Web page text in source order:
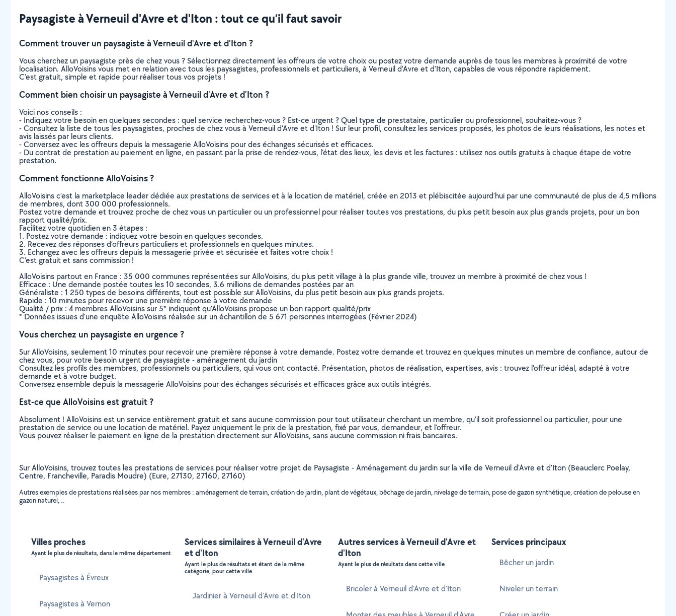
Paysagiste à Verneuil d'Avre et d'Iton : tout ce qu’il faut savoir
Comment trouver un paysagiste à Verneuil d'Avre et d'Iton ?
Vous cherchez un paysagiste près de chez vous ? Sélectionnez directement les offreurs de votre choix ou postez votre demande auprès de tous les membres à proximité de votre
localisation. AlloVoisins vous met en relation avec tous les paysagistes, professionnels et particuliers, à Verneuil d'Avre et d'Iton, capables de vous répondre rapidement.
C’est gratuit, simple et rapide pour réaliser tous vos projets !
Comment bien choisir un paysagiste à Verneuil d'Avre et d'Iton ?
Voici nos conseils :
- Indiquez votre besoin en quelques secondes : quel service recherchez-vous ? Est-ce urgent ? Quel type de prestataire, particulier ou professionnel, souhaitez-vous ?
- Consultez la liste de tous les paysagistes, proches de chez vous à Verneuil d'Avre et d'Iton ! Sur leur profil, consultez les services proposés, les photos de leurs réalisations, les notes et
avis laissés par leurs clients.
- Conversez avec les offreurs depuis la messagerie AlloVoisins pour des échanges sécurisés et efficaces.
- Du contrat de prestation au paiement en ligne, en passant par la prise de rendez-vous, l’état des lieux, les devis et les factures : utilisez nos outils gratuits à chaque étape de votre
prestation.
Comment fonctionne AlloVoisins ?
AlloVoisins c’est la marketplace leader dédiée aux prestations de services et à la location de matériel, créée en 2013 et plébiscitée aujourd’hui par une communauté de plus de 4,5 millions
de membres, dont 300 000 professionnels.
Postez votre demande et trouvez proche de chez vous un particulier ou un professionnel pour réaliser toutes vos prestations, du plus petit besoin aux plus grands projets, pour un bon
rapport qualité/prix.
Facilitez votre quotidien en 3 étapes :
1. Postez votre demande : indiquez votre besoin en quelques secondes.
2. Recevez des réponses d’offreurs particuliers et professionnels en quelques minutes.
3. Echangez avec les offreurs depuis la messagerie privée et sécurisée et faites votre choix !
C’est gratuit et sans commission !
AlloVoisins partout en France : 35 000 communes représentées sur AlloVoisins, du plus petit village à la plus grande ville, trouvez un membre à proximité de chez vous !
Efficace : Une demande postée toutes les 10 secondes, 3.6 millions de demandes postées par an
Généraliste : 1 250 types de besoins différents, tout est possible sur AlloVoisins, du plus petit besoin aux plus grands projets.
Rapide : 10 minutes pour recevoir une première réponse à votre demande
Qualité / prix : 4 membres AlloVoisins sur 5* indiquent qu’AlloVoisins propose un bon rapport qualité/prix
* Données issues d’une enquête AlloVoisins réalisée sur un échantillon de 5 671 personnes interrogées (Février 2024)
Vous cherchez un paysagiste en urgence ?
Sur AlloVoisins, seulement 10 minutes pour recevoir une première réponse à votre demande. Postez votre demande et trouvez en quelques minutes un membre de confiance, autour de
chez vous, pour votre besoin urgent de paysagiste - aménagement du jardin
Consultez les profils des membres, professionnels ou particuliers, qui vous ont contacté. Présentation, photos de réalisation, expertises, avis : trouvez l'offreur idéal, adapté à votre
demande et à votre budget.
Conversez ensemble depuis la messagerie AlloVoisins pour des échanges sécurisés et efficaces grâce aux outils intégrés.
Est-ce que AlloVoisins est gratuit ?
Absolument ! AlloVoisins est un service entièrement gratuit et sans aucune commission pour tout utilisateur cherchant un membre, qu’il soit professionnel ou particulier, pour une
prestation de service ou une location de matériel. Payez uniquement le prix de la prestation, fixé par vous, demandeur, et l’offreur.
Vous pouvez réaliser le paiement en ligne de la prestation directement sur AlloVoisins, sans aucune commission ni frais bancaires.
Sur AlloVoisins, trouvez toutes les prestations de services pour réaliser votre projet de Paysagiste - Aménagement du jardin sur la ville de Verneuil d'Avre et d'Iton (Beauclerc Poelay,
Centre, Francheville, Paradis Moudre) (Eure, 27130, 27160, 27160)
Autres exemples de prestations réalisées par nos membres : aménagement de terrain, création de jardin, plant de végétaux, bêchage de jardin, nivelage de terrrain, pose de gazon synthétique, création de pelouse en
gazon naturel, ..
Villes proches
Ayant le plus de résultats, dans le même département
Paysagistes à Évreux
Paysagistes à Vernon
Services similaires à Verneuil d'Avre
et d'Iton
Ayant le plus de résultats et étant de la même
catégorie, pour cette ville
Jardinier à Verneuil d'Avre et d'Iton
Autres services à Verneuil d'Avre et
d'Iton
Ayant le plus de résultats dans cette ville
Bricoler à Verneuil d'Avre et d'Iton
Services principaux
Bêcher un jardin
Niveler un terrain